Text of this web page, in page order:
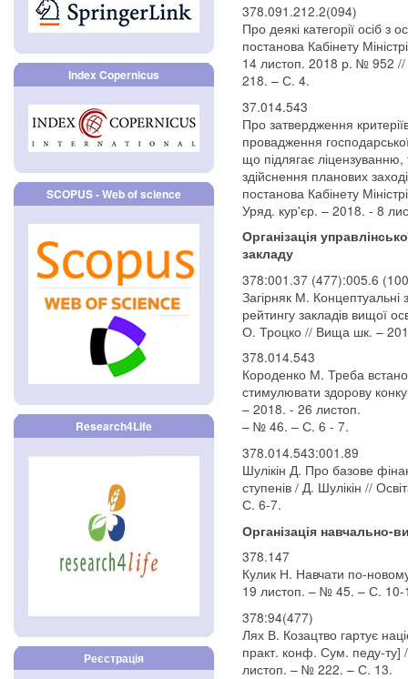
Index Copernicus
SCOPUS - Web of science
Research4Life
Реєстрація
378.091.212.2(094)
Про деякі категорії осіб з
постанова Кабінету
14 листоп. 2018 р. № 952
218. – С. 4.
37.014.543
Про затвердження
провадження господарської
що підлягає ліцензуванню,
здійснення планових
постанова Кабінету
Уряд. кур'єр. – 2018. - 8
Організація
закладу
378:001.37 (477):005.6
Загірняк М. Концептуальні
рейтингу закладів вищої
О. Троцко // Вища шк. –
378.014.543
Короденко М. Треба
стимулювати здорову
– 2018. - 26 листоп.
– № 46. – С. 6 - 7.
378.014.543:001.89
Шулікін Д. Про базове
ступенів / Д. Шулікін //
С. 6-7.
Організація навчально-
378.147
Кулик Н. Навчати по-
19 листоп. – № 45. – С. 10-
378:94(477)
Лях В. Козацтво гартує
практ. конф. Сум. педу-ту]
листоп. – № 222. – С. 13.